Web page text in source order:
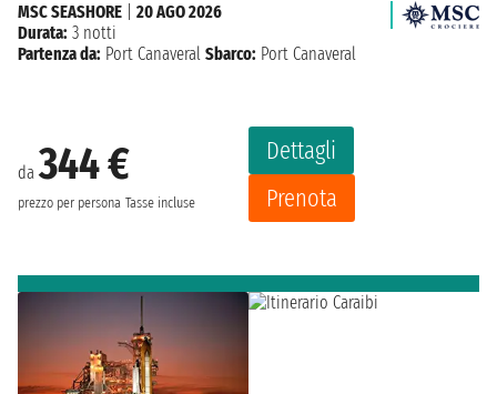
da344 €
prezzo per persona Tasse incluse
Dettagli
Prenota
MSC SEASHORE
20 AGO 2026
Durata: 3 notti
Partenza da: Port Canaveral Sbarco: Port Canaveral